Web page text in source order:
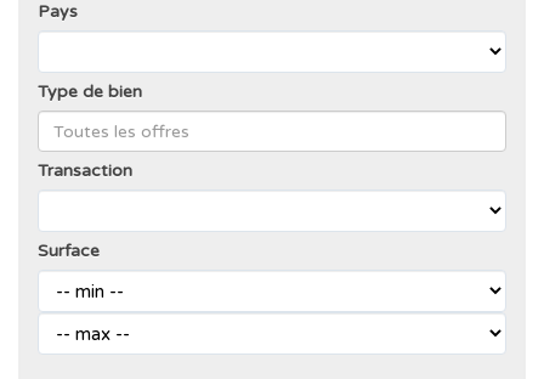
Pays
Type de bien
Transaction
Surface